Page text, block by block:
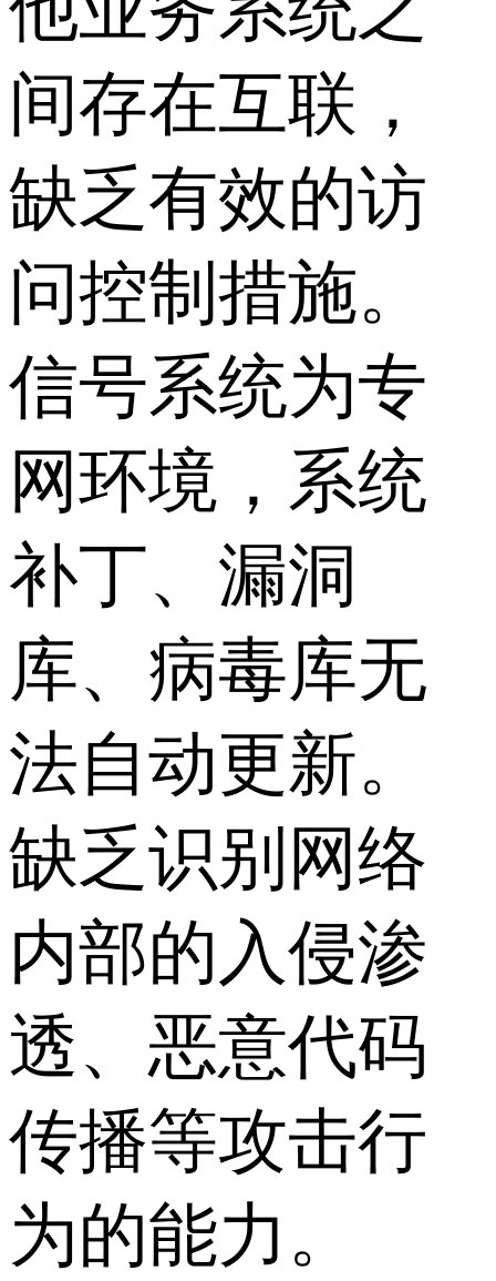
间存在互联，
缺乏有效的访
问控制措施。
信号系统为专
网环境，系统
补丁、漏洞
库、病毒库无
法自动更新。
缺乏识别网络
内部的入侵渗
透、恶意代码
传播等攻击行
为的能力。